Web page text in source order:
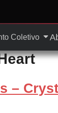
Coletivo
–